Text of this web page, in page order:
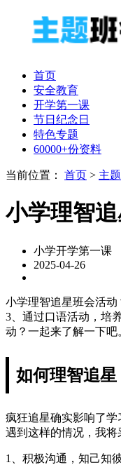
首页
安全教育
开学第一课
节日纪念日
特色专题
60000+份资料
当前位置： 首页 > 主
小学理智
小学开学第一课
2025-04-26
小学理智追星班会活动
3、通过口语活动，培
动？一起来了解一下吧
如何理智追星
疯狂追星确实影响了
遇到这样的情况，我将
1、积极沟通，知己知